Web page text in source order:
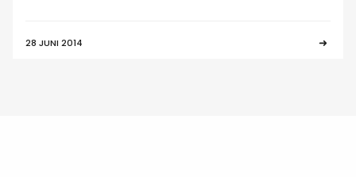
28 JUNI 2014